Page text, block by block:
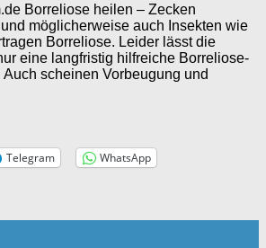
Borreliose heilen – Zecken
möglicherweise auch Insekten wie
Borreliose. Leider lässt die
eine langfristig hilfreiche Borreliose-
scheinen Vorbeugung und
Telegram WhatsApp